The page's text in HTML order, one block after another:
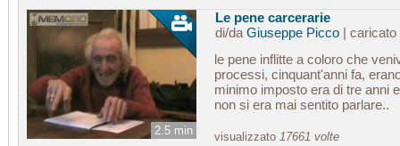
2.5 min
Le pene carcerarie
di/da Giuseppe Picco| caricato
le pene inflitte a coloro che
processi, cinquant'anni fa,
minimo imposto era di tre anni
non si era mai sentito parlare..
visualizzato 17661 volte